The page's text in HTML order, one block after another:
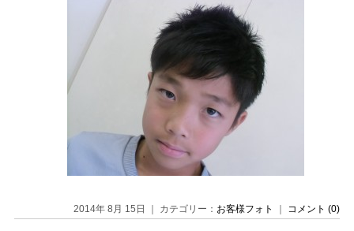
2014年 8月 15日 ｜ カテゴリー： お客様フォト ｜ コメント (0)